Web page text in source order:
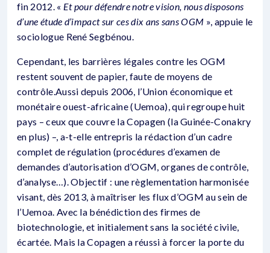
fin 2012. « Et pour défendre notre vision, nous disposons
d’une étude d’impact sur ces dix ans sans OGM », appuie le
sociologue René Segbénou.
Cependant, les barrières légales contre les OGM
restent souvent de papier, faute de moyens de
contrôle.Aussi depuis 2006, l’Union économique et
monétaire ouest-africaine (Uemoa), qui regroupe huit
pays – ceux que couvre la Copagen (la Guinée-Conakry
en plus) –, a-t-elle entrepris la rédaction d’un cadre
complet de régulation (procédures d’examen de
demandes d’autorisation d’OGM, organes de contrôle,
d’analyse…). Objectif : une règlementation harmonisée
visant, dès 2013, à maîtriser les flux d’OGM au sein de
l’Uemoa. Avec la bénédiction des firmes de
biotechnologie, et initialement sans la société civile,
écartée. Mais la Copagen a réussi à forcer la porte du